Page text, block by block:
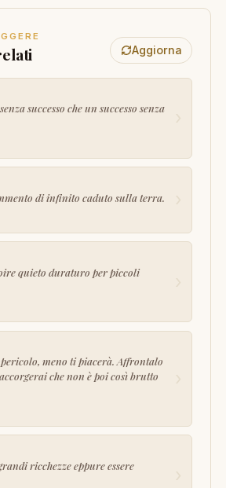
Aggiorna
successo che un successo senza
di infinito caduto sulla terra.
quieto duraturo per piccoli
meno ti piacerà. Affrontalo
che non è poi così brutto
ricchezze eppure essere